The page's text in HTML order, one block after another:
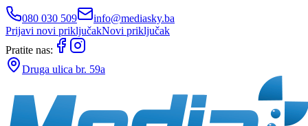
080 030 509
info@mediasky.ba
Prijavi novi priključakNovi priključak
Pratite nas:
Druga ulica br. 59a